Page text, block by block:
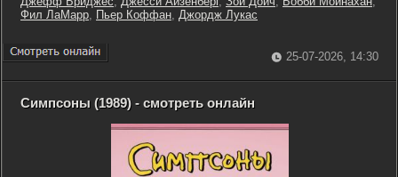
Фил ЛаМарр, Пьер Коффан, Джордж Лукас
25-07-2026, 14:30
Симпсоны (1989) - смотреть онлайн